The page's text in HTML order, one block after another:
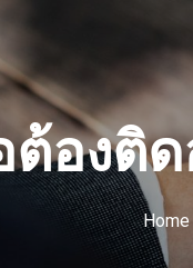
ต้องติ
Home